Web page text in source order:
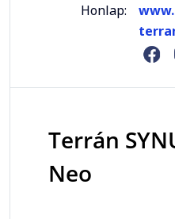
Honlap:
Terrán
Neo